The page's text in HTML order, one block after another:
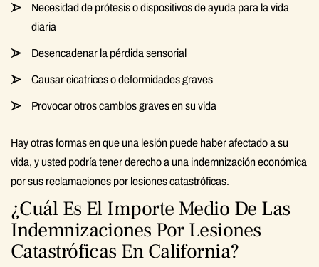
Necesidad de prótesis o dispositivos de ayuda para la vida
diaria
Desencadenar la pérdida sensorial
Causar cicatrices o deformidades graves
Provocar otros cambios graves en su vida
Hay otras formas en que una lesión puede haber afectado a su
vida, y usted podría tener derecho a una indemnización económica
por sus reclamaciones por lesiones catastróficas.
¿Cuál Es El Importe Medio De Las
Indemnizaciones Por Lesiones
Catastróficas En California?